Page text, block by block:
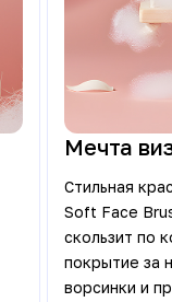
Мечта
Стильная
Soft Face
скользит по
покрытие за
ворсинки и